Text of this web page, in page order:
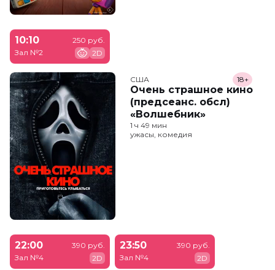
10:10
Зал №2
250 руб.
2D
США
Очень страшное кино
(предсеанс. обсл)
«Волшебник»
18+
1 ч 49 мин
ужасы, комедия
22:00
Зал №4
390 руб.
2D
23:50
Зал №4
390 руб.
2D